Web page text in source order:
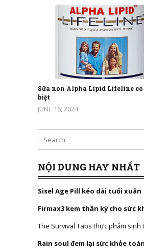
Sữa non Alpha Lipid Lifeline có
biệt
JUNE 16, 2024
NỘI DUNG HAY NHẤT
Sisel Age Pill kéo dài tuổi xuân
Firmax3 kem thần kỳ cho sức
The Survival Tabs thực phẩm sinh
Rain soul đem lại sức khỏe